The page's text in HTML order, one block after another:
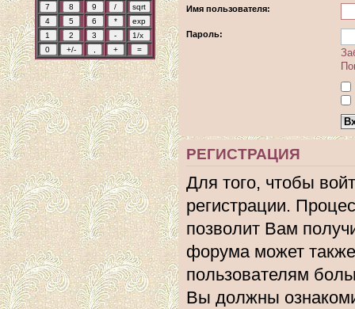
Имя пользователя:
Пароль:
РЕГИСТРАЦИЯ
Для того, чтобы
регистрации.
позволит Вам
форума может
пользователям
Вы должны